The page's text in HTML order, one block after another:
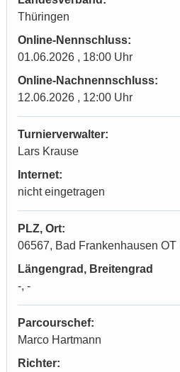
Thüringen
Online-Nennschluss:
01.06.2026 , 18:00 Uhr
Online-Nachnennschluss:
12.06.2026 , 12:00 Uhr
Turnierverwalter:
Lars Krause
Internet:
nicht eingetragen
PLZ, Ort:
06567, Bad Frankenhausen OT
Längengrad, Breitengrad
-, -
Parcourschef:
Marco Hartmann
Richter: